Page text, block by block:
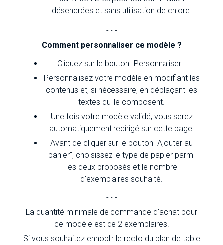
désencrées et sans utilisation de chlore.
- - -
Comment personnaliser ce modèle ?
Cliquez sur le bouton "Personnaliser".
Personnalisez votre modèle en modifiant les
contenus et, si nécessaire, en déplaçant les
textes qui le composent.
Une fois votre modèle validé, vous serez
automatiquement redirigé sur cette page.
Avant de cliquer sur le bouton "Ajouter au
panier", choisissez le type de papier parmi
les deux proposés et le nombre
d'exemplaires souhaité.
- - -
La quantité minimale de commande d'achat pour
ce modèle est de 2 exemplaires.
Si vous souhaitez ennoblir le recto du plan de table